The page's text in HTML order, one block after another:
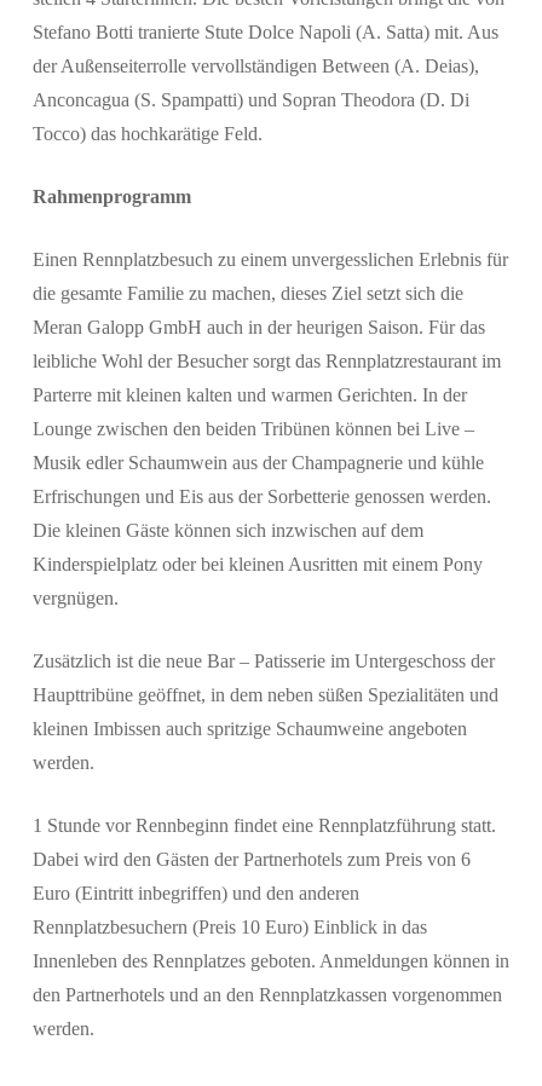
Stefano Botti tranierte Stute Dolce Napoli (A. Satta) mit. Aus
der Außenseiterrolle vervollständigen Between (A. Deias),
Anconcagua (S. Spampatti) und Sopran Theodora (D. Di
Tocco) das hochkarätige Feld.
Rahmenprogramm
Einen Rennplatzbesuch zu einem unvergesslichen Erlebnis für
die gesamte Familie zu machen, dieses Ziel setzt sich die
Meran Galopp GmbH auch in der heurigen Saison. Für das
leibliche Wohl der Besucher sorgt das Rennplatzrestaurant im
Parterre mit kleinen kalten und warmen Gerichten. In der
Lounge zwischen den beiden Tribünen können bei Live –
Musik edler Schaumwein aus der Champagnerie und kühle
Erfrischungen und Eis aus der Sorbetterie genossen werden.
Die kleinen Gäste können sich inzwischen auf dem
Kinderspielplatz oder bei kleinen Ausritten mit einem Pony
vergnügen.
Zusätzlich ist die neue Bar – Patisserie im Untergeschoss der
Haupttribüne geöffnet, in dem neben süßen Spezialitäten und
kleinen Imbissen auch spritzige Schaumweine angeboten
werden.
1 Stunde vor Rennbeginn findet eine Rennplatzführung statt.
Dabei wird den Gästen der Partnerhotels zum Preis von 6
Euro (Eintritt inbegriffen) und den anderen
Rennplatzbesuchern (Preis 10 Euro) Einblick in das
Innenleben des Rennplatzes geboten. Anmeldungen können in
den Partnerhotels und an den Rennplatzkassen vorgenommen
werden.